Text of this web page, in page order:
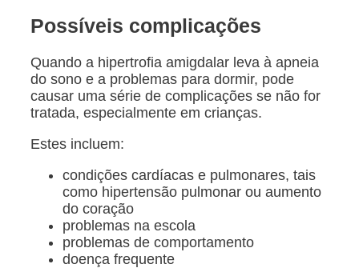
Possíveis complicações
Quando a hipertrofia amigdalar leva à apneia
do sono e a problemas para dormir, pode
causar uma série de complicações se não for
tratada, especialmente em crianças.
Estes incluem:
condições cardíacas e pulmonares, tais
como hipertensão pulmonar ou aumento
do coração
problemas na escola
problemas de comportamento
doença frequente